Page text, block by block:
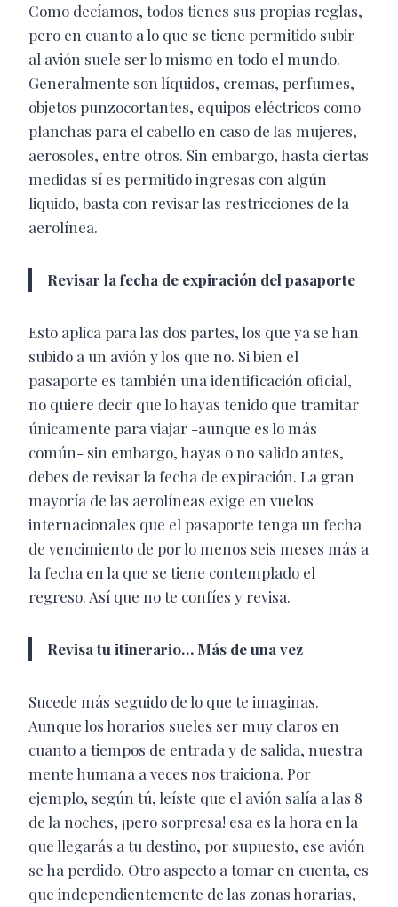
Como decíamos, todos tienes sus propias reglas,
pero en cuanto a lo que se tiene permitido subir
al avión suele ser lo mismo en todo el mundo.
Generalmente son líquidos, cremas, perfumes,
objetos punzocortantes, equipos eléctricos como
planchas para el cabello en caso de las mujeres,
aerosoles, entre otros. Sin embargo, hasta ciertas
medidas sí es permitido ingresas con algún
liquido, basta con revisar las restricciones de la
aerolínea.
Revisar la fecha de expiración del pasaporte
Esto aplica para las dos partes, los que ya se han
subido a un avión y los que no. Si bien el
pasaporte es también una identificación oficial,
no quiere decir que lo hayas tenido que tramitar
únicamente para viajar -aunque es lo más
común- sin embargo, hayas o no salido antes,
debes de revisar la fecha de expiración. La gran
mayoría de las aerolíneas exige en vuelos
internacionales que el pasaporte tenga un fecha
de vencimiento de por lo menos seis meses más a
la fecha en la que se tiene contemplado el
regreso. Así que no te confíes y revisa.
Revisa tu itinerario… Más de una vez
Sucede más seguido de lo que te imaginas.
Aunque los horarios sueles ser muy claros en
cuanto a tiempos de entrada y de salida, nuestra
mente humana a veces nos traiciona. Por
ejemplo, según tú, leíste que el avión salía a las 8
de la noches, ¡pero sorpresa! esa es la hora en la
que llegarás a tu destino, por supuesto, ese avión
se ha perdido. Otro aspecto a tomar en cuenta, es
que independientemente de las zonas horarias,